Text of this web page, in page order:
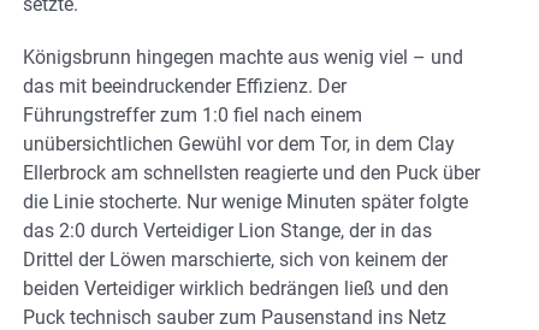
Königsbrunn hingegen machte aus wenig viel – und
das mit beeindruckender Effizienz. Der
Führungstreffer zum 1:0 fiel nach einem
unübersichtlichen Gewühl vor dem Tor, in dem Clay
Ellerbrock am schnellsten reagierte und den Puck über
die Linie stocherte. Nur wenige Minuten später folgte
das 2:0 durch Verteidiger Lion Stange, der in das
Drittel der Löwen marschierte, sich von keinem der
beiden Verteidiger wirklich bedrängen ließ und den
Puck technisch sauber zum Pausenstand ins Netz